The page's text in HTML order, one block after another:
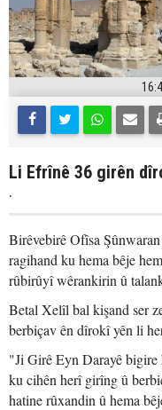
Li Efrînê 36 girên
.
Birêvebirê Ofîsa
ragihand ku hema bêje
rûbirûyî wêrankirin û
Betal Xelîl bal kişand ser
berbiçav ên dîrokî yên li
"Ji Girê Eyn Darayê
ku cihên herî girîng û
hatine rûxandin û hema